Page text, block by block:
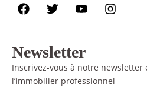
Newsletter
Inscrivez-vous à notre newsletter
l’immobilier professionnel